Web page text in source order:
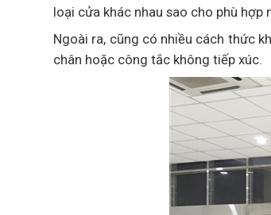
loại cửa khác nhau sao cho phù hợp
Ngoài ra, cũng có nhiều cách thức
chân hoặc công tắc không tiếp xúc.